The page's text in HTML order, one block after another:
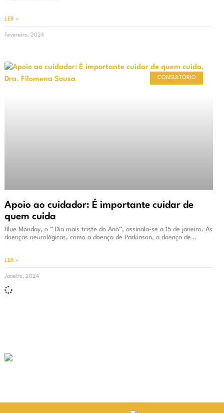
LER »
Fevereiro, 2024
CONSULTÓRIO
Apoio ao cuidador: É importante cuidar de
quem cuida
Blue Monday, o “ Dia mais triste do Ano”, assinala-se a 15 de janeiro. As
doenças neurológicas, como a doença de Parkinson, a doença de…
LER »
Janeiro, 2024